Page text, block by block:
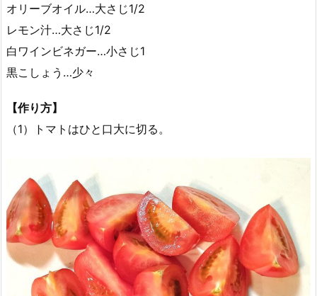
オリーブオイル…大さじ1/2
レモン汁…大さじ1/2
白ワインビネガー…小さじ1
黒こしょう…少々
【作り方】
（1）トマトはひと口大に切る。